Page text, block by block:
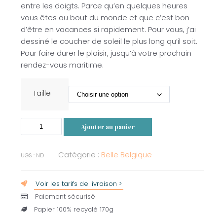
entre les doigts. Parce qu’en quelques heures
vous êtes au bout du monde et que c’est bon
d’être en vacances si rapidement. Pour vous, j’ai
dessiné le coucher de soleil le plus long qu’il soit.
Pour faire durer le plaisir, jusqu’à votre prochain
rendez-vous maritime.
Taille
quantité
Oostende
Ajouter au panier
UGS : ND Catégorie : Belle Belgique
Voir les tarifs de livraison >
Paiement sécurisé
Papier 100% recyclé 170g